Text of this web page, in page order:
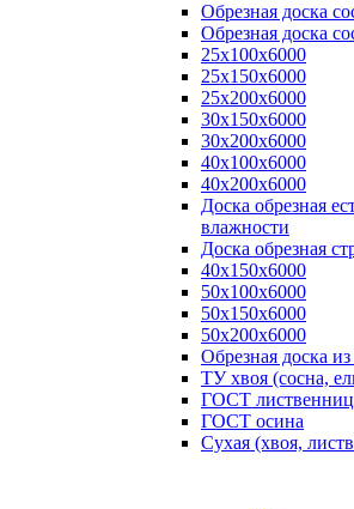
Обрезная доска
Обрезная доска
25х100х6000
25х150х6000
25х200х6000
30х150х6000
30х200х6000
40х100х6000
40х200х6000
Доска обрезная
влажности
Доска обрезная
40х150х6000
50х100х6000
50х150х6000
50х200х6000
Обрезная доска
ТУ хвоя (сосна,
ГОСТ
ГОСТ осина
Сухая (хвоя,